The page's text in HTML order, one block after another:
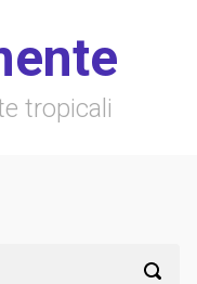
tropicali